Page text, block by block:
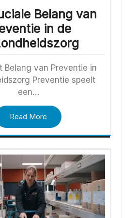
Belang van
in de
Belang van Preventie in
Preventie speelt
een…
Read More